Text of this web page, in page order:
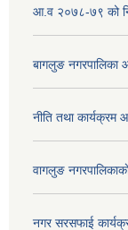
आ.व २०७८-७९ को
बागलुङ नगरपालिका
नीति तथा
वागलुङ
नगर सरसफाई